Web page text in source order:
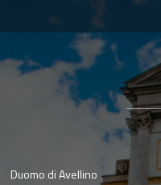
Duomo di Avellino